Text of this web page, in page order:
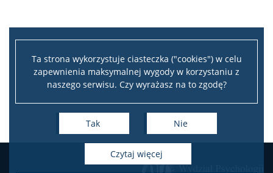
Ta strona wykorzystuje ciasteczka ("cookies") w celu
zapewnienia maksymalnej wygody w korzystaniu z
naszego serwisu. Czy wyrażasz na to zgodę?
Tak Nie
czytaj więcej